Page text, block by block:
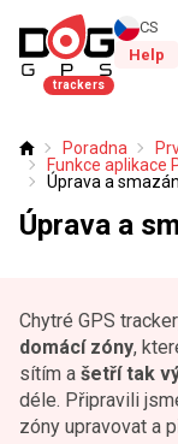
trackers
CS
Help
Úvod Poradna
Funkce aplikace
Úprava a
Úprava a
Chytré GPS
domácí zóny,
sítím a šetří tak
déle. Připravili
zóny upravovat a